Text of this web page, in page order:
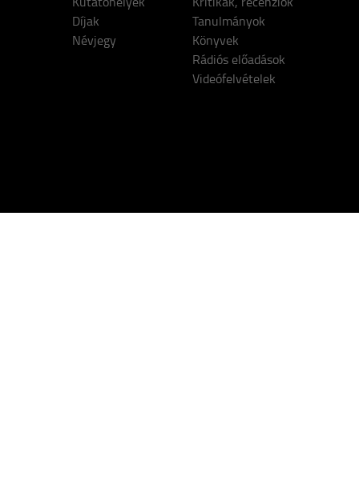
Díjak
Névjegy
Tanulmányok
Könyvek
Rádiós előadások
Videófelvételek